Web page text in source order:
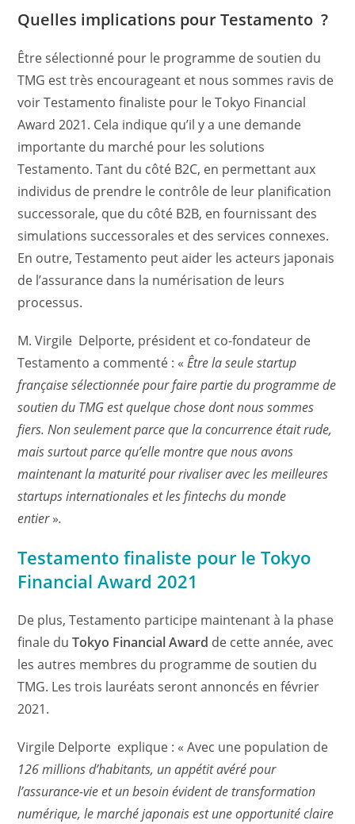
Quelles implications pour Testamento ?
Être sélectionné pour le programme de soutien du
TMG est très encourageant et nous sommes ravis de
voir Testamento finaliste pour le Tokyo Financial
Award 2021. Cela indique qu’il y a une demande
importante du marché pour les solutions
Testamento. Tant du côté B2C, en permettant aux
individus de prendre le contrôle de leur planification
successorale, que du côté B2B, en fournissant des
simulations successorales et des services connexes.
En outre, Testamento peut aider les acteurs japonais
de l’assurance dans la numérisation de leurs
processus.
M. Virgile Delporte, président et co-fondateur de
Testamento a commenté : «Être la seule startup
française sélectionnée pour faire partie du programme de
soutien du TMG est quelque chose dont nous sommes
fiers. Non seulement parce que la concurrence était rude,
mais surtout parce qu’elle montre que nous avons
maintenant la maturité pour rivaliser avec les meilleures
startups internationales et les fintechs du monde
entier».
Testamento finaliste pour le Tokyo
Financial Award 2021
De plus, Testamento participe maintenant à la phase
finale duTokyo Financial Award de cette année, avec
les autres membres du programme de soutien du
TMG. Les trois lauréats seront annoncés en février
2021.
Virgile Delporte explique : « Avec une population de
126 millions d’habitants, un appétit avéré pour
l’assurance-vie et un besoin évident de transformation
numérique, le marché japonais est une opportunité claire